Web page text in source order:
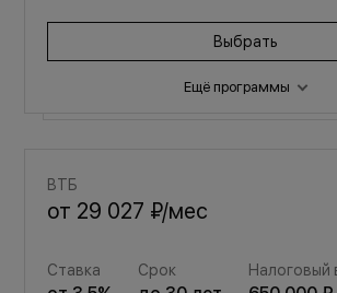
Выбрать
Ещё программы
от33 904 ₽ /мес
от3.5% до30 650 000 ₽
ВТБ
от 29 027 ₽/мес
Ставка Срок Налоговый